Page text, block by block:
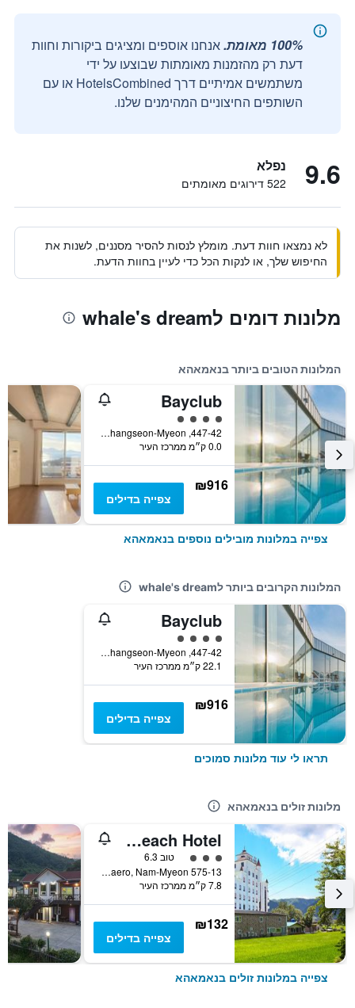
100% מאומת.
אנחנו אוספים ומציגים ביקורות וחוות
דעת רק מהזמנות מאומתות שבוצעו על ידי
משתמשים אמיתיים דרך HotelsCombined או עם
השותפים החיצוניים המהימנים שלנו.
9.6 נפלא
522 דירוגים מאומתים
לא נמצאו חוות דעת. מומלץ לנסות להסיר מסננים, לשנות את
החיפוש שלך, או לנקות הכל כדי לעיין בחוות הדעת.
מלונות דומים לwhale's dream
המלונות הטובים ביותר בנאמאהא
Bayclub
4 דירוג מחלקת נוסעים
447-42, Heungseon-ro, Changseon-Myeon, נאמאהא, דרום קוריאה
0.0 ק״מ ממרכז העיר
₪916
צפייה בדילים
צפייה במלונות מובילים נוספים בנאמאהא
המלונות הקרובים ביותר לwhale's dream
Bayclub
4 דירוג מחלקת נוסעים
447-42, Heungseon-ro, Changseon-Myeon, נאמאהא, דרום קוריאה
22.1 ק״מ ממרכז העיר
₪916
צפייה בדילים
תראו לי עוד מלונות סמוכים
מלונות זולים בנאמאהא
Namhae Beach Hotel
3 דירוג מחלקת נוסעים
טוב 6.3
575-13 Namseo-Daero, Nam-Myeon, נאמאהא, דרום קוריאה
7.8 ק״מ ממרכז העיר
₪132
צפייה בדילים
צפייה במלונות זולים בנאמאהא